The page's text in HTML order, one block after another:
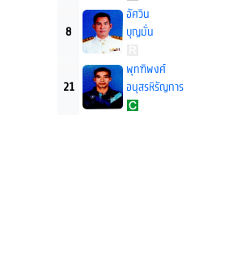
8
อัศวิน
บุญมั่น
21
พุทฑิพงศ์
อนุสรหิรัญการ